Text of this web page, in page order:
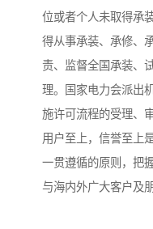
位或者个人未取得承
得从事承装、承修、
责、监督全国承装、
理。国家电力会派出
施许可流程的受理、
用户至上，信誉至上
一贯遵循的原则，把
与海内外广大客户及